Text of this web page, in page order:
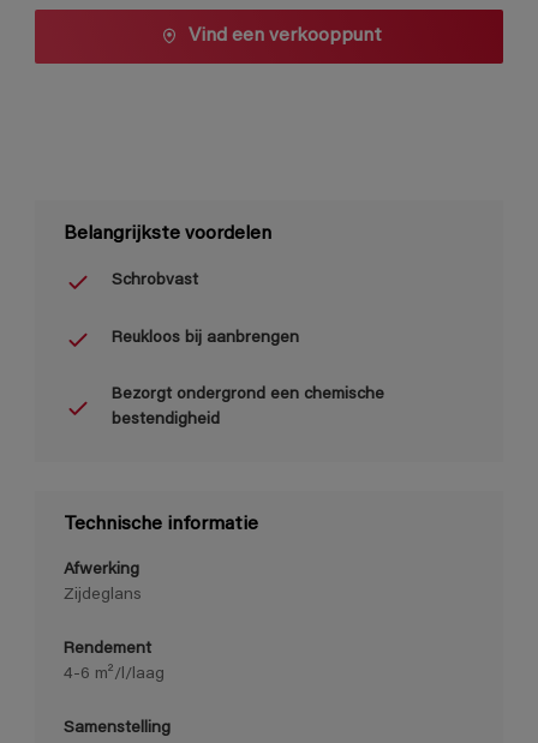
Vind een verkooppunt
Belangrijkste voordelen
Schrobvast
Reukloos bij aanbrengen
Bezorgt ondergrond een chemische
bestendigheid
Technische informatie
Afwerking
Zijdeglans
Rendement
4-6 m²/l/laag
Samenstelling